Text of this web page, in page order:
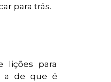
para trás.
lições para
a de que é